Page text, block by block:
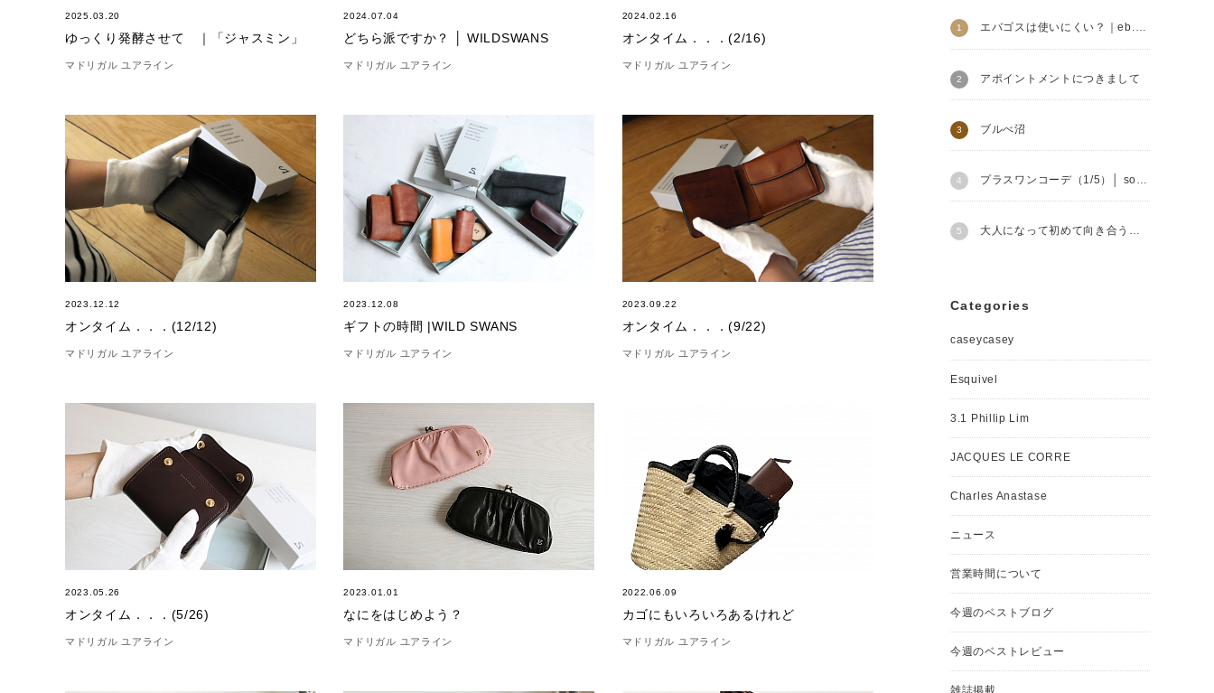
2025.03.20
ゆっくり発酵させて ｜「ジャスミン」
マドリガル ユアライン
2024.07.04
どちら派ですか？ │ WILDSWANS
マドリガル ユアライン
2024.02.16
オンタイム．．．(2/16)
マドリガル ユアライン
2023.12.12
オンタイム．．．(12/12)
マドリガル ユアライン
2023.12.08
ギフトの時間 |WILD SWANS
マドリガル ユアライン
2023.09.22
オンタイム．．．(9/22)
マドリガル ユアライン
2023.05.26
オンタイム．．．(5/26)
マドリガル ユアライン
2023.01.01
なにをはじめよう？
マドリガル ユアライン
2022.06.09
カゴにもいろいろあるけれど
マドリガル ユアライン
エバゴスは使いにくい？｜eb.a.gos
アポイントメントにつきまして
ブルべ沼
プラスワンコーデ（1/5）│ soutiencollar
大人になって初めて向き合うこと
Categories
caseycasey
Esquivel
3.1 Phillip Lim
JACQUES LE CORRE
Charles Anastase
ニュース
営業時間について
今週のベストブログ
今週のベストレビュー
雑誌掲載